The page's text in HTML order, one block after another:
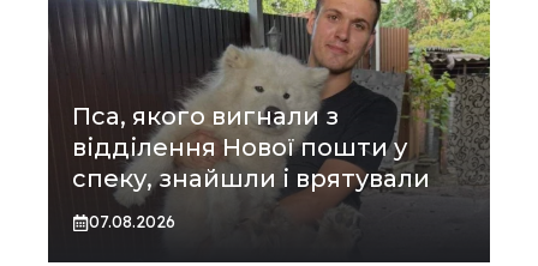
Пса, якого вигнали з
відділення Нової пошти у
спеку, знайшли і врятували
07.08.2026